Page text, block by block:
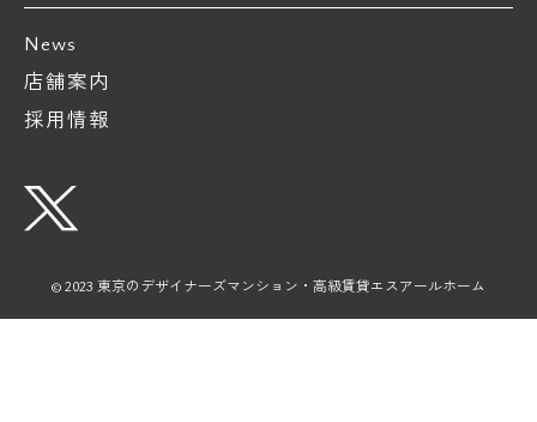
News
店舗案内
採用情報
© 2023 東京のデザイナーズマンション・高級賃貸エスアールホーム